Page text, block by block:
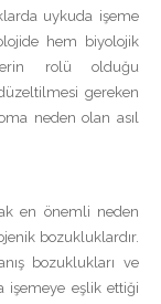
uykuda işeme
hem biyolojik
rolü olduğu
gereken
neden olan asıl
en önemli neden
bozukluklardır.
bozuklukları ve
işemeye eşlik ettiği